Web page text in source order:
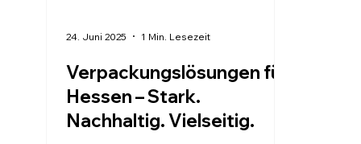
Verpackungslösungen für
Hessen – Stark.
Nachhaltig. Vielseitig.
24. Juni 2025 1 Min. Lesezeit